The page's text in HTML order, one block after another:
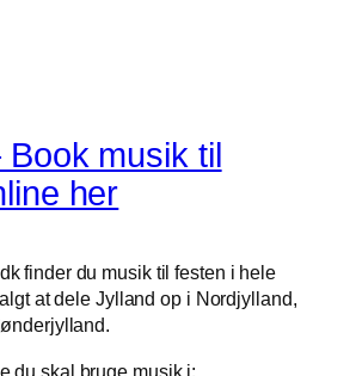
Book musik til
her
finder du musik til festen i hele
at dele Jylland op i Nordjylland,
du skal bruge musik i: